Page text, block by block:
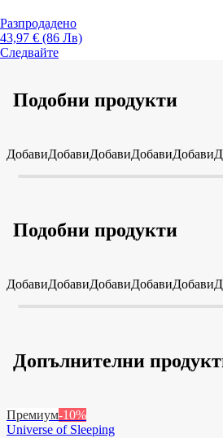
Разпродадено
43,97 € (86 Лв)
Следвайте
Подобни продукти
ДобавиДобавиДобавиДобавиДобави
Подобни продукти
ДобавиДобавиДобавиДобавиДобави
Допълнителни
Премиум-10%
Universe of Sleeping